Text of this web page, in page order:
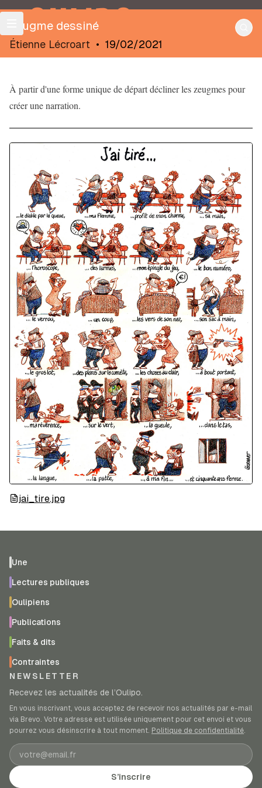
OULIPO
Zeugme dessiné
Étienne Lécroart • 19/02/2021
À partir d'une forme unique de départ décliner les zeugmes pour
créer une narration.
jai_tire.jpg
Une
Lectures publiques
Oulipiens
Publications
Faits & dits
Contraintes
NEWSLETTER
Recevez les actualités de l’Oulipo.
En vous inscrivant, vous acceptez de recevoir nos actualités par e-mail
via Brevo. Votre adresse est utilisée uniquement pour cet envoi et vous
pourrez vous désinscrire à tout moment. Politique de confidentialité.
Adresse e-mail
S’inscrire